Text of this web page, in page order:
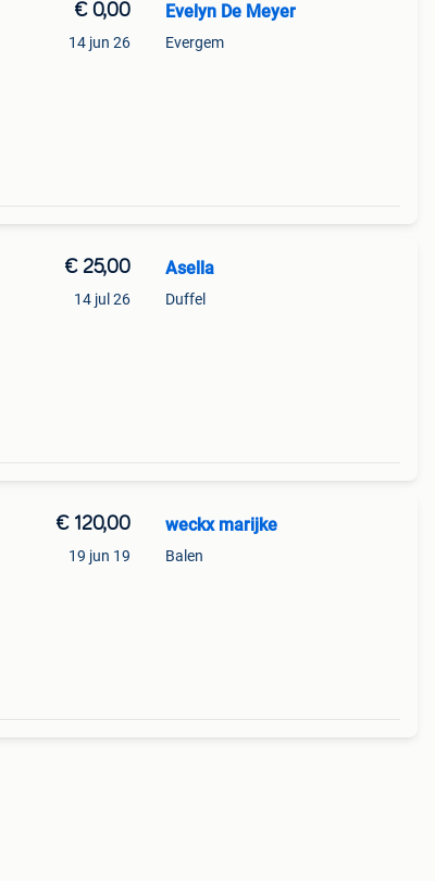
€ 0,00
14 jun 26
Evelyn De Meyer
Evergem
€ 25,00
14 jul 26
Asella
Duffel
€ 120,00
19 jun 19
weckx marijke
Balen